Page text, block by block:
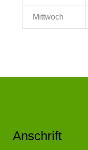
Mittwoch
Anschrift